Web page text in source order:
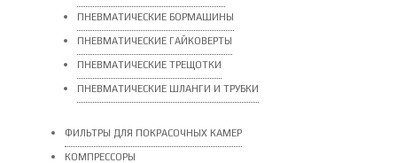
ПНЕВМАТИЧЕСКИЕ БОРМАШИНЫ
ПНЕВМАТИЧЕСКИЕ ГАЙКОВЕРТЫ
ПНЕВМАТИЧЕСКИЕ ТРЕЩОТКИ
ПНЕВМАТИЧЕСКИЕ ШЛАНГИ И ТРУБКИ
ФИЛЬТРЫ ДЛЯ ПОКРАСОЧНЫХ КАМЕР
КОМПРЕССОРЫ